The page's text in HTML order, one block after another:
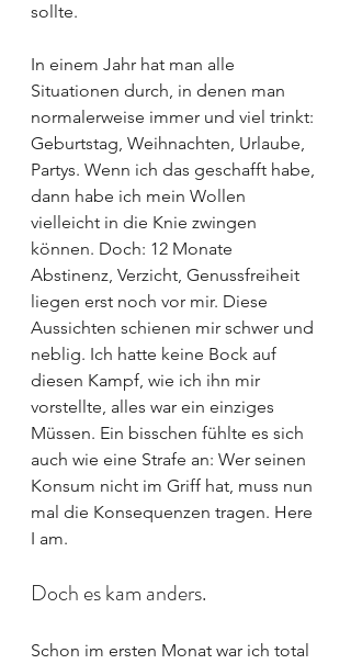
sollte.
In einem Jahr hat man alle
Situationen durch, in denen man
normalerweise immer und viel trinkt:
Geburtstag, Weihnachten, Urlaube,
Partys. Wenn ich das geschafft habe,
dann habe ich mein Wollen
vielleicht in die Knie zwingen
können. Doch: 12 Monate
Abstinenz, Verzicht, Genussfreiheit
liegen erst noch vor mir. Diese
Aussichten schienen mir schwer und
neblig. Ich hatte keine Bock auf
diesen Kampf, wie ich ihn mir
vorstellte, alles war ein einziges
Müssen. Ein bisschen fühlte es sich
auch wie eine Strafe an: Wer seinen
Konsum nicht im Griff hat, muss nun
mal die Konsequenzen tragen. Here
I am.
Doch es kam anders.
Schon im ersten Monat war ich total